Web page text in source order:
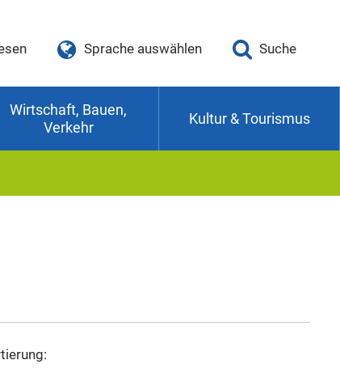
Sprache auswählen Suche
Wirtschaft, Bauen,
Verkehr
Kultur & Tourismus